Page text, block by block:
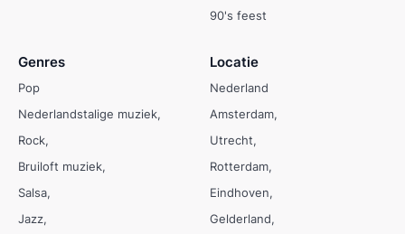
90's feest
Genres
Pop
Nederlandstalige muziek
Rock
Bruiloft muziek
Salsa
Jazz
Locatie
Nederland
Amsterdam
Utrecht
Rotterdam
Eindhoven
Gelderland